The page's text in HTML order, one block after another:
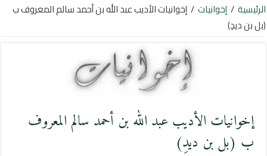
الرئيسية / إخوانيات / إخوانيات الأديب عبد الله بن أحمد سالم المعروف ب
(بل بن ديدِ)
إخوانيات الأديب عبد الله بن أحمد سالم المعروف
ب (بل بن ديدِ)